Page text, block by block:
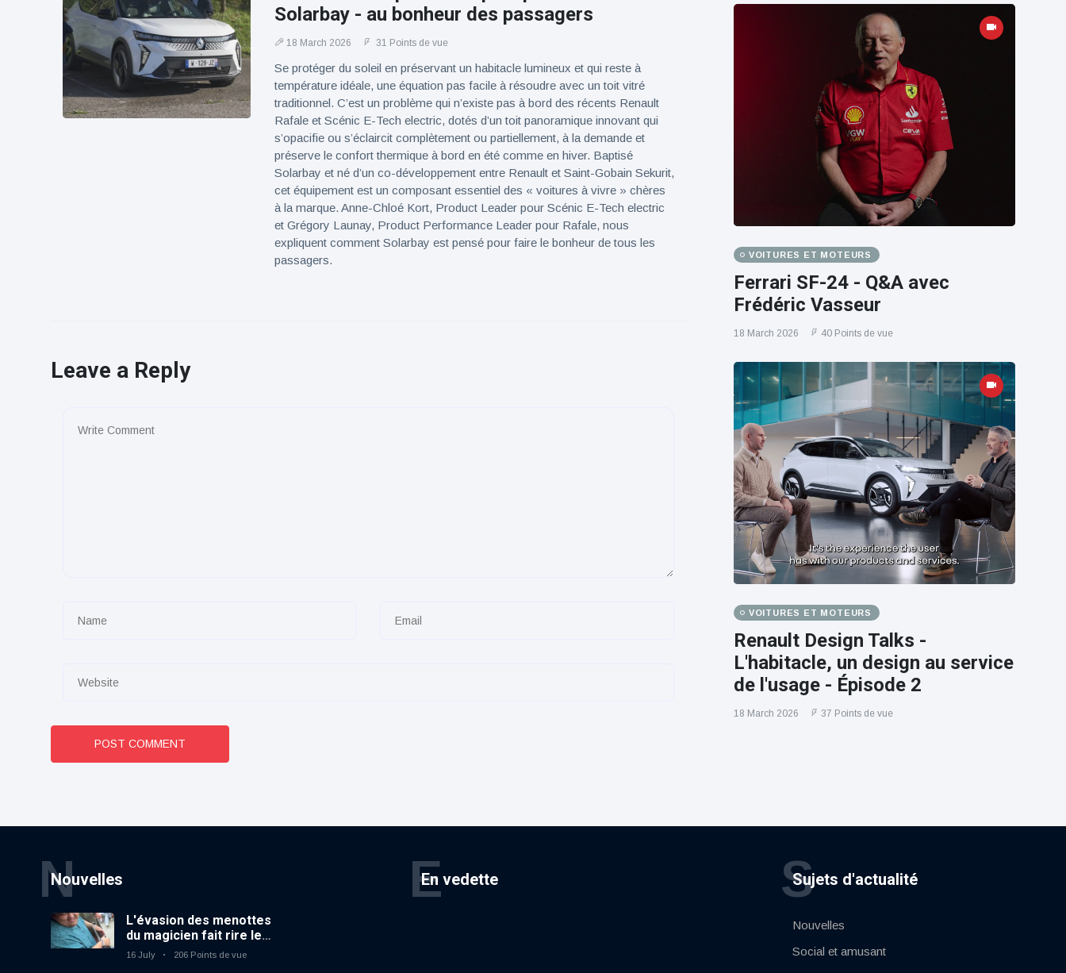
Solarbay - au bonheur des passagers
18 March 2026 31 Points de vue
Se protéger du soleil en préservant un habitacle lumineux et qui reste à
température idéale, une équation pas facile à résoudre avec un toit vitré
traditionnel. C’est un problème qui n’existe pas à bord des récents Renault
Rafale et Scénic E-Tech electric, dotés d’un toit panoramique innovant qui
s’opacifie ou s’éclaircit complètement ou partiellement, à la demande et
préserve le confort thermique à bord en été comme en hiver. Baptisé
Solarbay et né d’un co-développement entre Renault et Saint-Gobain Sekurit,
cet équipement est un composant essentiel des « voitures à vivre » chères
à la marque. Anne-Chloé Kort, Product Leader pour Scénic E-Tech electric
et Grégory Launay, Product Performance Leader pour Rafale, nous
expliquent comment Solarbay est pensé pour faire le bonheur de tous les
passagers.
Leave a Reply
POST COMMENT
VOITURES ET MOTEURS
Ferrari SF-24 - Q&A avec
Frédéric Vasseur
18 March 2026 40 Points de vue
VOITURES ET MOTEURS
Renault Design Talks -
L'habitacle, un design au service
de l'usage - Épisode 2
18 March 2026 37 Points de vue
Nouvelles
N
L'évasion des menottes
du magicien fait rire le
public
16 July 206 Points de vue
En vedette
E Sujets d'actualité
S
Nouvelles
Social et amusant